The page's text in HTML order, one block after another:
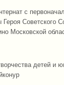
с
Героя Советского
Московской
детей и